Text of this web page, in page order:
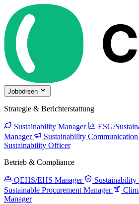
Jobbörsen
Strategie & Berichterstattung
Sustainability Manager
ESG/
Manager
Sustainability
Sustainability Officer
Betrieb & Compliance
QEHS/EHS Manager
Sustainability
Sustainable Procurement Manager
Manager